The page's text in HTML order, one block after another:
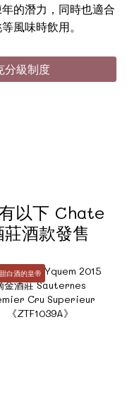
的潛力，同時也適合
風味時飲用。
分級制度
以下 Chate
酒款發售
白酒的皇帝